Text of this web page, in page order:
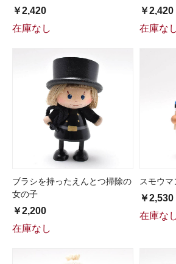
￥2,420
在庫なし
￥2,420
在庫な
ブラシを持ったえんとつ掃除の
女の子
￥2,200
在庫なし
スモウマ
￥2,530
在庫な